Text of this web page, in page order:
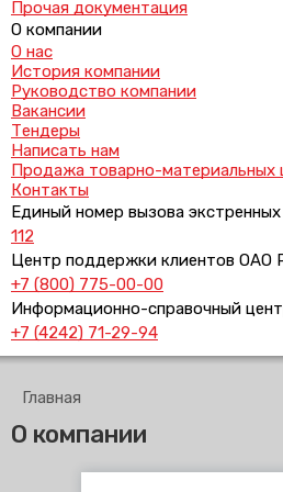
Прочая документация
О компании
О нас
История компании
Руководство компании
Вакансии
Тендеры
Написать нам
Продажа товарно-материальных
Контакты
Единый номер вызова
112
Центр поддержки клиентов
+7 (800) 775-00-00
Информационно-справочный
+7 (4242) 71-29-94
Главная
О компании